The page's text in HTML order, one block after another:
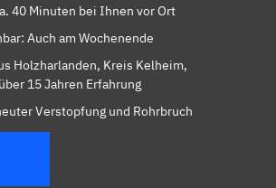
40 Minuten bei Ihnen vor Ort
Auch am Wochenende
Holzharlanden, Kreis Kelheim,
15 Jahren Erfahrung
Verstopfung und Rohrbruch